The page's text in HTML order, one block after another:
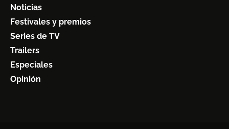
Noticias
Festivales y premios
Series de TV
Trailers
Especiales
Opinión